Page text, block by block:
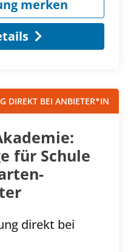
merken
DIREKT BEI ANBIETER*IN
für Schule
direkt bei